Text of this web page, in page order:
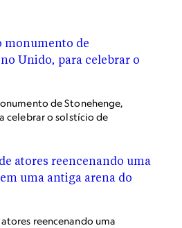
de Stonehenge,
celebrar o solstício de
reencenando uma